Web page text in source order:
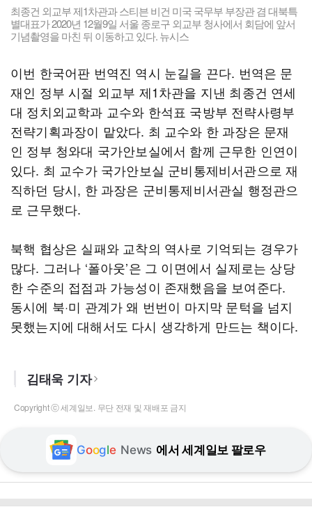
최종건 외교부 제1차관과 스티븐 비건 미국 국무부 부장관 겸 대북특
별대표가 2020년 12월9일 서울 종로구 외교부 청사에서 회담에 앞서
기념촬영을 마친 뒤 이동하고 있다. 뉴시스
이번 한국어판 번역진 역시 눈길을 끈다. 번역은 문
재인 정부 시절 외교부 제1차관을 지낸 최종건 연세
대 정치외교학과 교수와 한석표 국방부 전략사령부
전략기획과장이 맡았다. 최 교수와 한 과장은 문재
인 정부 청와대 국가안보실에서 함께 근무한 인연이
있다. 최 교수가 국가안보실 군비통제비서관으로 재
직하던 당시, 한 과장은 군비통제비서관실 행정관으
로 근무했다.
북핵 협상은 실패와 교착의 역사로 기억되는 경우가
많다. 그러나 ‘폴아웃’은 그 이면에서 실제로는 상당
한 수준의 접점과 가능성이 존재했음을 보여준다.
동시에 북·미 관계가 왜 번번이 마지막 문턱을 넘지
못했는지에 대해서도 다시 생각하게 만드는 책이다.
김태욱 기자
Copyright ⓒ 세계일보. 무단 전재 및 재배포 금지
Google News 에서 세계일보 팔로우